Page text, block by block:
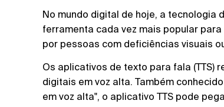
No mundo digital de hoje, a tecnologia
ferramenta cada vez mais popular
por pessoas com deficiências visuais
Os aplicativos de texto para fala (TTS)
digitais em voz alta. Também
em voz alta", o aplicativo TTS pode